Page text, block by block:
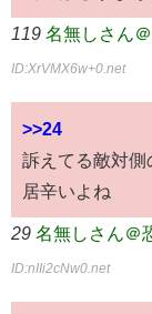
119 名無しさん
ID:XrVMX6w+0.net
>>24
訴えてる敵対側
居辛いよね
29 名無しさん＠
ID:nIIi2cNw0.net